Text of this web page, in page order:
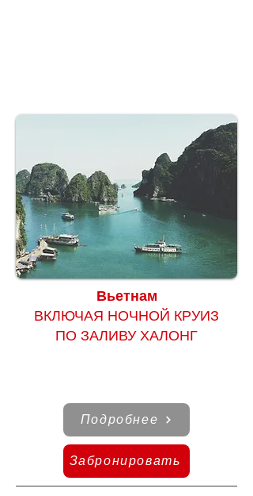
Вьетнам
ВКЛЮЧАЯ НОЧНОЙ КРУИЗ
ПО ЗАЛИВУ ХАЛОНГ
Подробнее
Забронировать